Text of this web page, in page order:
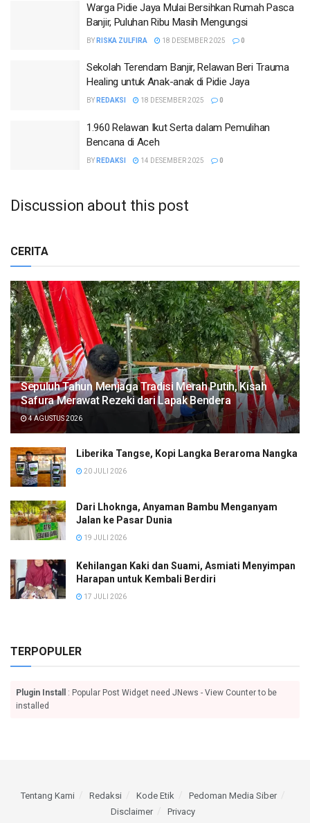
Warga Pidie Jaya Mulai Bersihkan Rumah Pasca
Banjir, Puluhan Ribu Masih Mengungsi
BY RISKA ZULFIRA 18 DESEMBER 2025 0
Sekolah Terendam Banjir, Relawan Beri Trauma
Healing untuk Anak-anak di Pidie Jaya
BY REDAKSI 18 DESEMBER 2025 0
1.960 Relawan Ikut Serta dalam Pemulihan
Bencana di Aceh
BY REDAKSI 14 DESEMBER 2025 0
Discussion about this post
CERITA
Sepuluh Tahun Menjaga Tradisi Merah Putih, Kisah
Safura Merawat Rezeki dari Lapak Bendera
4 AGUSTUS 2026
Liberika Tangse, Kopi Langka Beraroma Nangka
20 JULI 2026
Dari Lhoknga, Anyaman Bambu Menganyam
Jalan ke Pasar Dunia
19 JULI 2026
Kehilangan Kaki dan Suami, Asmiati Menyimpan
Harapan untuk Kembali Berdiri
17 JULI 2026
TERPOPULER
Plugin Install
: Popular Post Widget need JNews - View Counter to be
installed
Tentang Kami Redaksi Kode Etik
Pedoman Media Siber
Disclaimer
Privacy